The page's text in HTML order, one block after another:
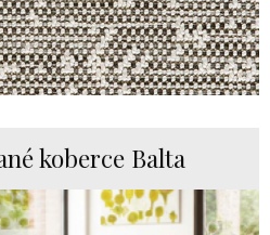
koberce Balta